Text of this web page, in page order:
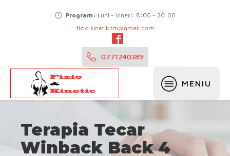
Program: Luni - Vineri: 8:00 - 20:00
fizio.kinetik.tm@gmail.com
0771240389
MENIU
Terapia Tecar
Winback Back 4